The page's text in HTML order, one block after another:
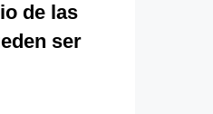
de las
ser